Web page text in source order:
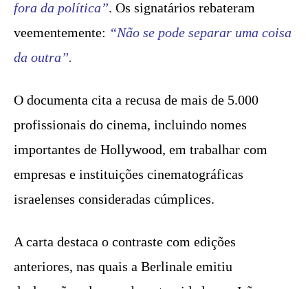
fora da política”. Os signatários rebateram
veementemente: “Não se pode separar uma coisa
da outra”.
O documenta cita a recusa de mais de 5.000
profissionais do cinema, incluindo nomes
importantes de Hollywood, em trabalhar com
empresas e instituições cinematográficas
israelenses consideradas cúmplices.
A carta destaca o contraste com edições
anteriores, nas quais a Berlinale emitiu